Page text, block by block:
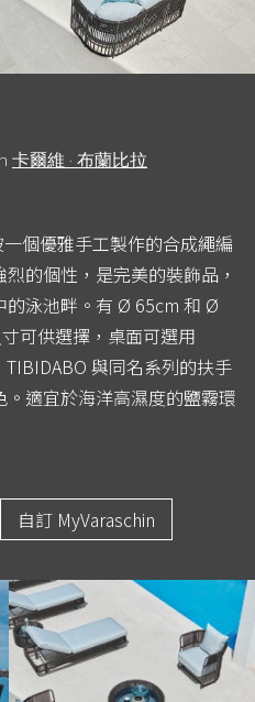
卡爾維 · 布蘭比拉
個優雅手工製作的合成繩編
的個性，是完美的裝飾品，
的泳池畔。有 Ø 65cm 和 Ø
可供選擇，桌面可選用
與同名系列的扶手
適宜於海洋高濕度的鹽霧環
自訂 MyVaraschin